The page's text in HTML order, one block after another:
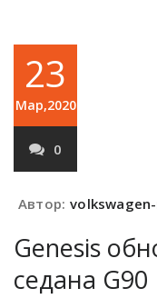
23
Мар,2020
0
Автор:
Genesis
седана G90